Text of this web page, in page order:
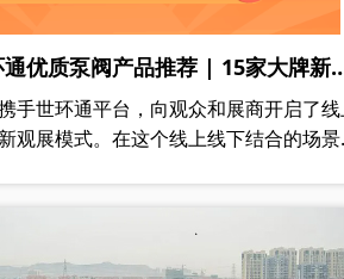
优质泵阀产品推荐 | 15家大牌新
手世环通平台，向观众和展商开启了
观展模式。在这个线上线下结合的场景
的产品手册、企业资质、产品解说视
甚至众多同行用户的产品体验评论，